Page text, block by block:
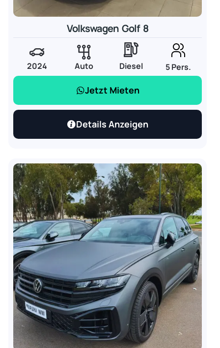
Volkswagen Golf 8
2024 Auto Diesel 5 Pers.
Jetzt Mieten
Details Anzeigen